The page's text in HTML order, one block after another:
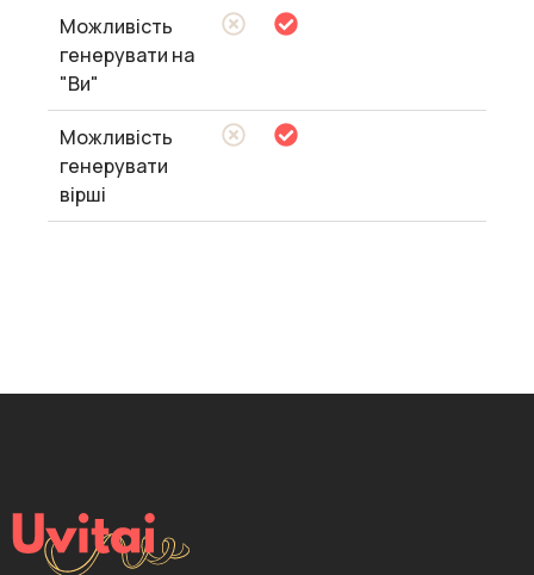
Можливість
генерувати на
"Ви"
Можливість
генерувати
вірші